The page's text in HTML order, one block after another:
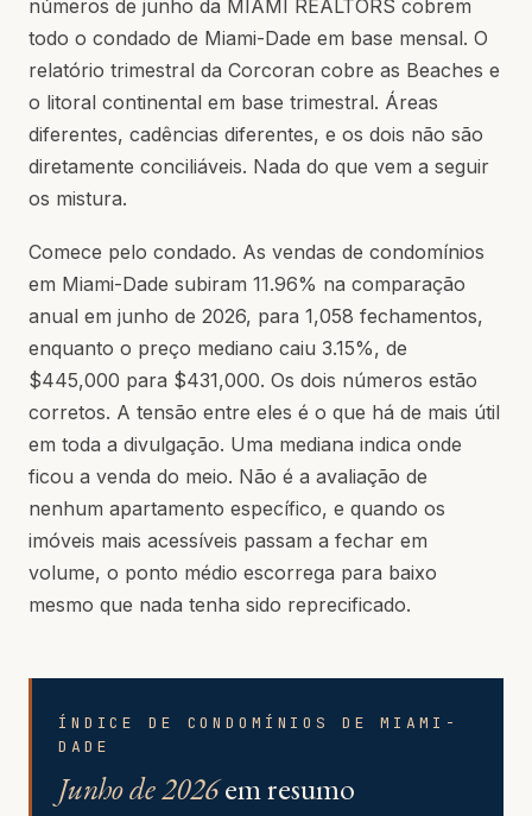
números de junho da MIAMI REALTORS cobrem
todo o condado de Miami-Dade em base mensal. O
relatório trimestral da Corcoran cobre as Beaches e
o litoral continental em base trimestral. Áreas
diferentes, cadências diferentes, e os dois não são
diretamente conciliáveis. Nada do que vem a seguir
os mistura.
Comece pelo condado. As vendas de condomínios
em Miami-Dade subiram 11.96% na comparação
anual em junho de 2026, para 1,058 fechamentos,
enquanto o preço mediano caiu 3.15%, de
$445,000 para $431,000. Os dois números estão
corretos. A tensão entre eles é o que há de mais útil
em toda a divulgação. Uma mediana indica onde
ficou a venda do meio. Não é a avaliação de
nenhum apartamento específico, e quando os
imóveis mais acessíveis passam a fechar em
volume, o ponto médio escorrega para baixo
mesmo que nada tenha sido reprecificado.
ÍNDICE DE CONDOMÍNIOS DE MIAMI-
DADE
Junho de 2026em resumo